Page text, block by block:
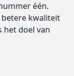
één.
betere kwaliteit
het doel van